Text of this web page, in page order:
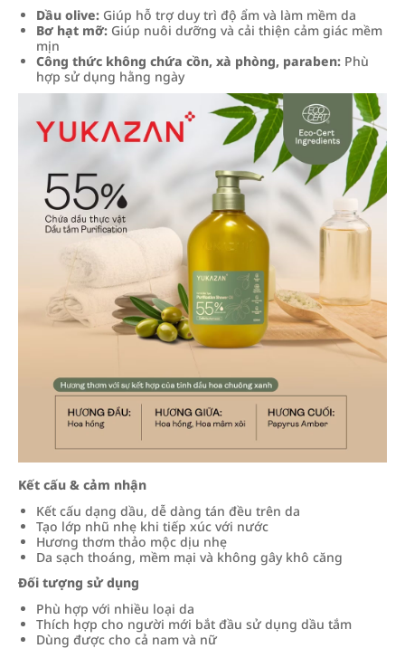
Dầu olive: Giúp hỗ trợ duy trì độ ẩm và làm mềm da
Bơ hạt mỡ: Giúp nuôi dưỡng và cải thiện cảm giác mềm
mịn
Công thức không chứa cồn, xà phòng, paraben: Phù
hợp sử dụng hằng ngày
Kết cấu & cảm nhận
Kết cấu dạng dầu, dễ dàng tán đều trên da
Tạo lớp nhũ nhẹ khi tiếp xúc với nước
Hương thơm thảo mộc dịu nhẹ
Da sạch thoáng, mềm mại và không gây khô căng
Đối tượng sử dụng
Phù hợp với nhiều loại da
Thích hợp cho người mới bắt đầu sử dụng dầu tắm
Dùng được cho cả nam và nữ